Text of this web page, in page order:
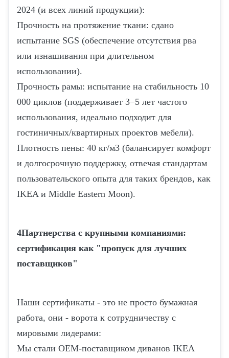
2024 (и всех линий продукции):
Прочность на протяжение ткани: сдано
испытание SGS (обеспечение отсутствия рва
или изнашивания при длительном
использовании).
Прочность рамы: испытание на стабильность 10
000 циклов (поддерживает 3−5 лет частого
использования, идеально подходит для
гостиничных/квартирных проектов мебели).
Плотность пены: 40 кг/м3 (балансирует комфорт
и долгосрочную поддержку, отвечая стандартам
пользовательского опыта для таких брендов, как
IKEA и Middle Eastern Moon).
4Партнерства с крупными компаниями:
сертификация как "пропуск для лучших
поставщиков"
Наши сертификаты - это не просто бумажная
работа, они - ворота к сотрудничеству с
мировыми лидерами:
Мы стали OEM-поставщиком диванов IKEA